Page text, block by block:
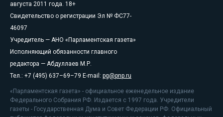
августа 2011 года. 18+
Свидетельство о регистрации Эл № ФС77-
46097
Учредитель — АНО «Парламентская газета»
Исполняющий обязанности главного
редактора — Абдуллаев М.Р.
Тел.: +7 (495) 637–69–79 E-mail: pg@pnp.ru
«Парламентская газета» - официальное еженедельное издание
Федерального Собрания РФ. Издается с 1997 года. Учредители
газеты - Государственная Дума и Совет Федерации РФ. Официальный